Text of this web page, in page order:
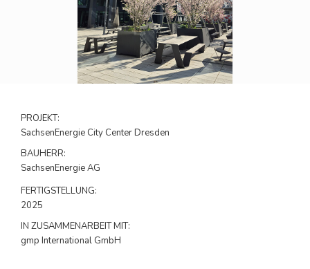
PROJEKT:
SachsenEnergie City Center Dresden
BAUHERR:
SachsenEnergie AG
FERTIGSTELLUNG:
2025
IN ZUSAMMENARBEIT MIT:
gmp International GmbH